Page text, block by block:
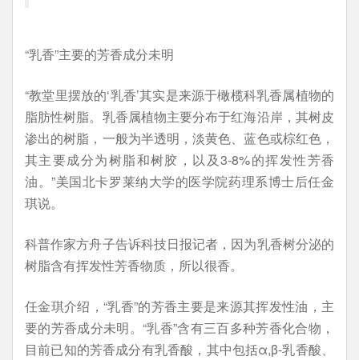
“乳香”主要的芳香成分未明
“教堂里摆放的‘乳香’其实是来源于橄榄科乳香属植物的
脂肪性树脂。乳香属植物主要分布于红海沿岸，其树皮
渗出的树脂，一般为半透明，淡黄色、蓝色或棕红色，
其主要成分为树脂和树胶，以及3-8%的挥发性芳香
油。”美国北卡罗莱纳大学的医学院药理系博士后任金
琪说。
科普作家方舟子告诉科技日报记者，因为乳香树分泌的
树脂含有挥发性芳香物质，所以很香。
任金琪介绍，“乳香”的芳香主要是来源其挥发性油，主
要的芳香成分未明。“乳香”含有三百多种芳香化合物，
目前已知的芳香成分有乳香酸，其中包括α,β-乳香酸、